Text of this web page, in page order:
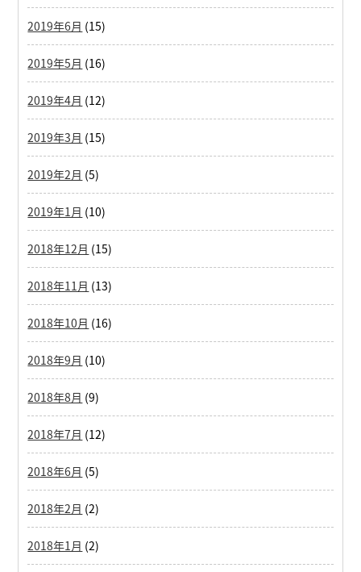
2019年6月 (15)
2019年5月 (16)
2019年4月 (12)
2019年3月 (15)
2019年2月 (5)
2019年1月 (10)
2018年12月 (15)
2018年11月 (13)
2018年10月 (16)
2018年9月 (10)
2018年8月 (9)
2018年7月 (12)
2018年6月 (5)
2018年2月 (2)
2018年1月 (2)